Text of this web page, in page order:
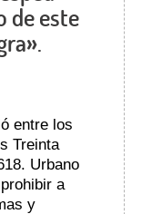
de este
entre los
Treinta
Urbano
a
y